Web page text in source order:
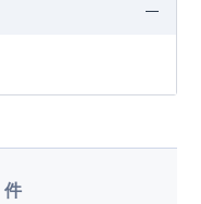
件